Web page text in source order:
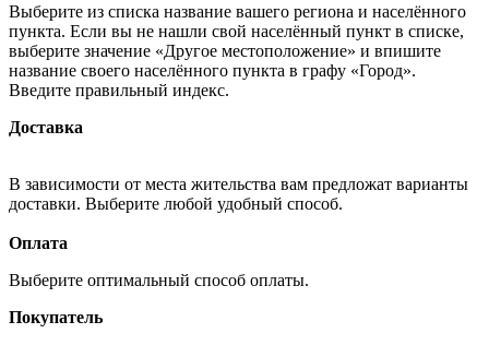
Выберите из списка название вашего региона и населённого
пункта. Если вы не нашли свой населённый пункт в списке,
выберите значение «Другое местоположение» и впишите
название своего населённого пункта в графу «Город».
Введите правильный индекс.
Доставка
В зависимости от места жительства вам предложат варианты
доставки. Выберите любой удобный способ.
Оплата
Выберите оптимальный способ оплаты.
Покупатель